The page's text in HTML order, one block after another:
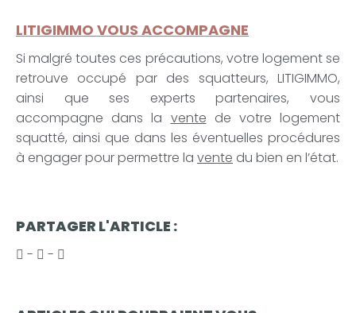
LITIGIMMO VOUS ACCOMPAGNE
Si malgré toutes ces précautions, votre logement se
retrouve occupé par des squatteurs, LITIGIMMO,
ainsi que ses experts partenaires, vous
accompagne dans la vente de votre logement
squatté, ainsi que dans les éventuelles procédures
à engager pour permettre la vente du bien en l’état.
PARTAGER L'ARTICLE :
- -